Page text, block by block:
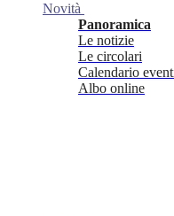
Novità
Panoramica
Le notizie
Le circolari
Calendario
Albo online